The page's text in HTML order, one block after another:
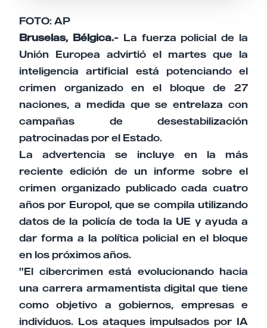
FOTO: AP
Bruselas, Bélgica.-La fuerza policial de la
Unión Europea advirtió el martes que la
inteligencia artificial está potenciando el
crimen organizado en el bloque de 27
naciones, a medida que se entrelaza con
campañas de desestabilización
patrocinadas por el Estado.
La advertencia se incluye en la más
reciente edición de un informe sobre el
crimen organizado publicado cada cuatro
años por Europol, que se compila utilizando
datos de la policía de toda la UE y ayuda a
dar forma a la política policial en el bloque
en los próximos años.
"El cibercrimen está evolucionando hacia
una carrera armamentista digital que tiene
como objetivo a gobiernos, empresas e
individuos. Los ataques impulsados por IA